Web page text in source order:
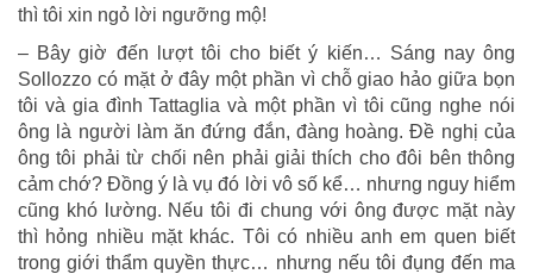
thì tôi xin ngỏ lời ngưỡng mộ!
– Bây giờ đến lượt tôi cho biết ý kiến… Sáng nay ông
Sollozzo có mặt ở đây một phần vì chỗ giao hảo giữa bọn
tôi và gia đình Tattaglia và một phần vì tôi cũng nghe nói
ông là người làm ăn đứng đắn, đàng hoàng. Đề nghị của
ông tôi phải từ chối nên phải giải thích cho đôi bên thông
cảm chớ? Đồng ý là vụ đó lời vô số kể… nhưng nguy hiểm
cũng khó lường. Nếu tôi đi chung với ông được mặt này
thì hỏng nhiều mặt khác. Tôi có nhiều anh em quen biết
trong giới thẩm quyền thực… nhưng nếu tôi đụng đến ma